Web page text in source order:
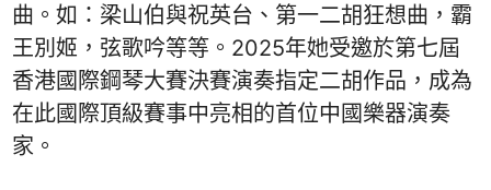
曲。如：梁山伯與祝英台、第一二胡狂想曲，霸
王別姬，弦歌吟等等。2025年她受邀於第七屆
香港國際鋼琴大賽決賽演奏指定二胡作品，成為
在此國際頂級賽事中亮相的首位中國樂器演奏
家。